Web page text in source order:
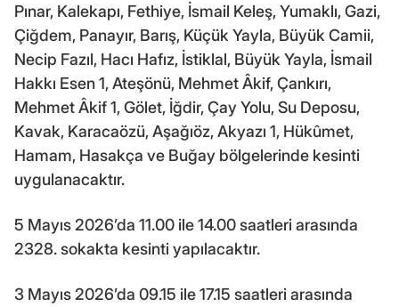
Pınar, Kalekapı, Fethiye, İsmail Keleş, Yumaklı, Gazi,
Çiğdem, Panayır, Barış, Küçük Yayla, Büyük Camii,
Necip Fazıl, Hacı Hafız, İstiklal, Büyük Yayla, İsmail
Hakkı Esen 1, Ateşönü, Mehmet Âkif, Çankırı,
Mehmet Âkif 1, Gölet, İğdir, Çay Yolu, Su Deposu,
Kavak, Karacaözü, Aşağıöz, Akyazı 1, Hükûmet,
Hamam, Hasakça ve Buğay bölgelerinde kesinti
uygulanacaktır.
5 Mayıs 2026’da 11.00 ile 14.00 saatleri arasında
2328. sokakta kesinti yapılacaktır.
3 Mayıs 2026’da 09.15 ile 17.15 saatleri arasında